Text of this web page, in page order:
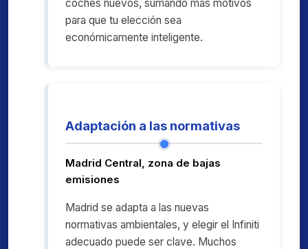
coches nuevos, sumando más motivos
para que tu elección sea
económicamente inteligente.
Adaptación a las normativas
Madrid Central, zona de bajas
emisiones
Madrid se adapta a las nuevas
normativas ambientales, y elegir el Infiniti
adecuado puede ser clave. Muchos